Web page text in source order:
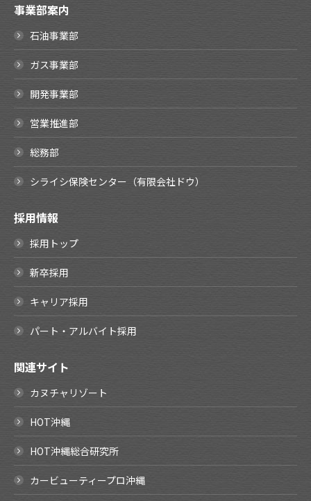
事業部案内
石油事業部
ガス事業部
開発事業部
営業推進部
総務部
シライシ保険センター（有限会社ドウ）
採用情報
採用トップ
新卒採用
キャリア採用
パート・アルバイト採用
関連サイト
カヌチャリゾート
HOT沖縄
HOT沖縄総合研究所
カービューティープロ沖縄